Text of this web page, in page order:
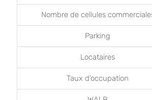
Nombre de cellules
Parking
Locataires
Taux d’occupation